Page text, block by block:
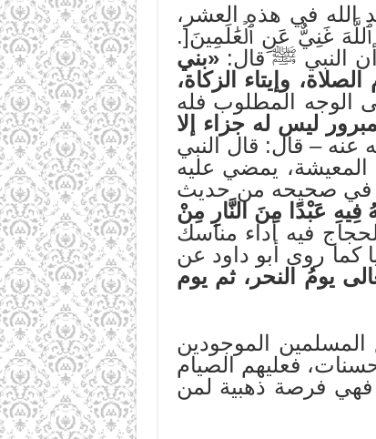
الله في هذه العشر،
غَنِيٌّ عَنِ ٱلۡعَٰلَمِينَ[.
النبي ﷺ قال:«بني
وإيتاء الزكاة،
الوجه المطلوب فله
ليس له جزاء إلا
– قال: قال النبي
يمضي عليه
في صحيحه من حديث
فِيهِ عَبْدًا مِنَ النَّارِ مِنْ
فيه أداء مناسك
كما روى أبو داود عن
يومُ النحر، ثم يوم
الموجودين
فعليهم الصيام
فهي فرصة ذهبية لمن